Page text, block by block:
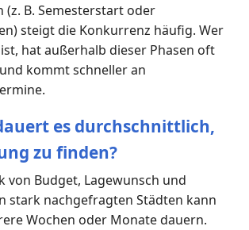
(z. B. Semesterstart oder
steigt die Konkurrenz häufig. Wer
hat außerhalb dieser Phasen oft
kommt schneller an
es durchschnittlich,
zu finden?
von Budget, Lagewunsch und
stark nachgefragten Städten kann
Wochen oder Monate dauern.